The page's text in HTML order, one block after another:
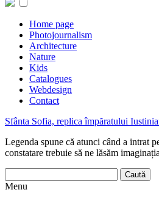
Home page
Photojournalism
Architecture
Nature
Kids
Catalogues
Webdesign
Contact
Sfânta Sofia, replica împăratului
Legenda spune că atunci când a intrat
constatare trebuie să ne lăsăm
Menu